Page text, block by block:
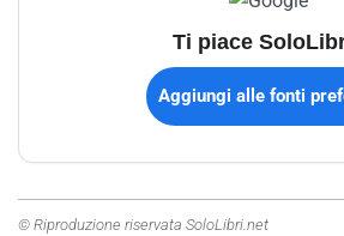
Ti piace
Aggiungi alle fonti
© Riproduzione riservata SoloLibri.net